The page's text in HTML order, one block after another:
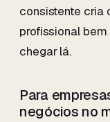
consistente cria
profissional
chegar lá.
Para
negócios no